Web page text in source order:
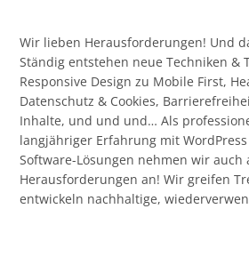
Wir lieben Herausforderungen! Und
Ständig entstehen neue Techniken &
Responsive Design zu Mobile First,
Datenschutz & Cookies,
Inhalte, und und und… Als
langjähriger Erfahrung mit
Software-Lösungen nehmen wir auch
Herausforderungen an! Wir greifen
entwickeln nachhaltige,